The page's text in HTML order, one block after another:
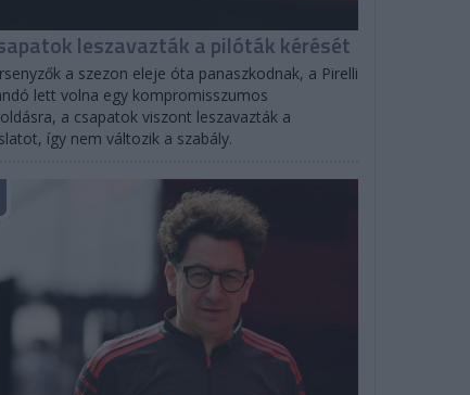
leszavazták a pilóták kérését
a szezon eleje óta panaszkodnak, a Pirelli
lett volna egy kompromisszumos
a csapatok viszont leszavazták a
így nem változik a szabály.